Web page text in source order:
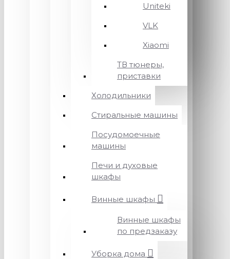
Uniteki
VLK
Xiaomi
ТВ тюнеры,
приставки
Холодильники
Стиральные машины
Посудомоечные
машины
Печи и духовые
шкафы
Винные шкафы
Винные шкафы
по предзаказу
Уборка дома